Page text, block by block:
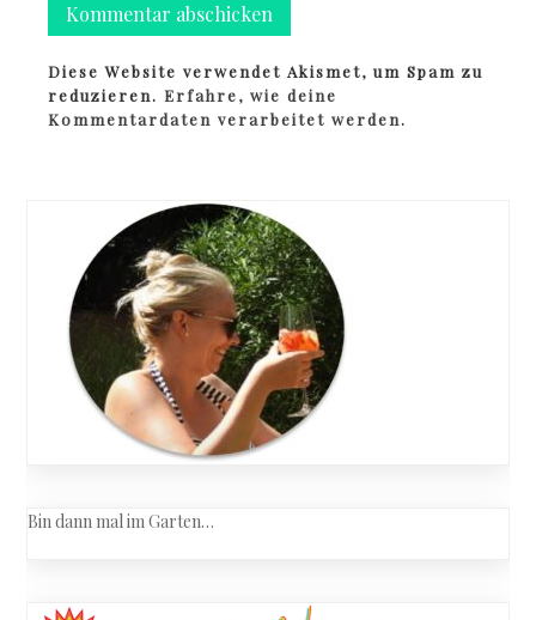
Diese Website verwendet Akismet, um Spam zu
reduzieren.Erfahre, wie deine
Kommentardaten verarbeitet werden.
Bin dann mal im Garten…